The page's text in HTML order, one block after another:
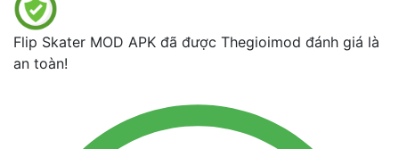
Flip Skater MOD APK đã được Thegioimod đánh giá là
an toàn!